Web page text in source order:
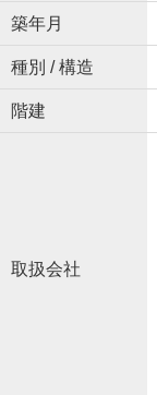
築年月
種別 / 構造
階建
取扱会社